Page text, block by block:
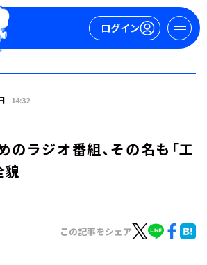
ログイン
14:32
のラジオ番組、その名も「工
貌
この記事をシェア